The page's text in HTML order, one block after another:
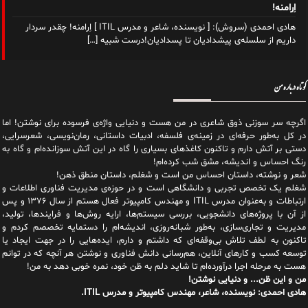
اِرامنه!
هادی احمدی (سروش): [ نویسنده، شاعر و مدرس ITIL ] اِرامنه! چقدر سردار
داریم از سلسله‌‌ی پیشدادیان تا پسدادیان!درست شبیه […]
کوتاه درباره من
اگرچه سر سوزنی ذوق شاعری در من هست و دنیایی واژه‌‌ی فرسوده برای نوشتن! اما
در کل به‌طور حرفه‌ای در زمینه‌ی فلسفه، ادبیات داستانی، رمان‌نویسی، شعرسرایی،
دستی بر آتش دارم و تاکنون کاغذهای بسیاری را گاه در این آتش سوزانده‌ام و گاه به
رنگ احساس و اندیشه، مشق شب کرده‌ام!
شعر و نوشته، داستان احساس من است و شغلم، داستان منطق ذهن!
شغلم یک تخصص تجربی و دانشگاهی است و در حوزه‌ی مدیریت فناوری اطلاعات و
ارتباطات و به‌عنوان مدرس ITIL و مهندس کامپیوتر فعال هستم از سال ۱۳۷۶ و پس
از آن با پروژه‌های دانشجویی، بررسی سیستم‌ها، ارایه روش‌ها و فرایندها، تولید،
مدیریت و تجاری‌سازی، به‌طور شبانه‌روزی، اندیشه‌ام را دستمایه تخصصم کردم و
تاکنون به لطف تلاش بی‌وقفه‌ای که داشتم و دارم، اید‌ه‌هایی را در جهت ایجاد یا
توسعه کسب و کارهای آنلاین، هم‌رسانی دانش فناوری و نوشتن هر آنچه که در توانم
هست به مرحله اجرا درآورده‌ام تا شاید دلم به ظن خود، نمره خوبی دهد به من!
من و این ظن... و دنیایی نوشتن!
هادی احمدی: نویسنده، شاعر، مهندس کامپیوتر و مدرس ITIL.